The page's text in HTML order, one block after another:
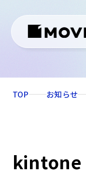
TOP お知らせ
kintone